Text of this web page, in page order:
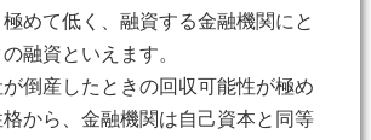
めて低く、融資する金融機関にと
融資といえます。
倒産したときの回収可能性が極め
から、金融機関は自己資本と同等